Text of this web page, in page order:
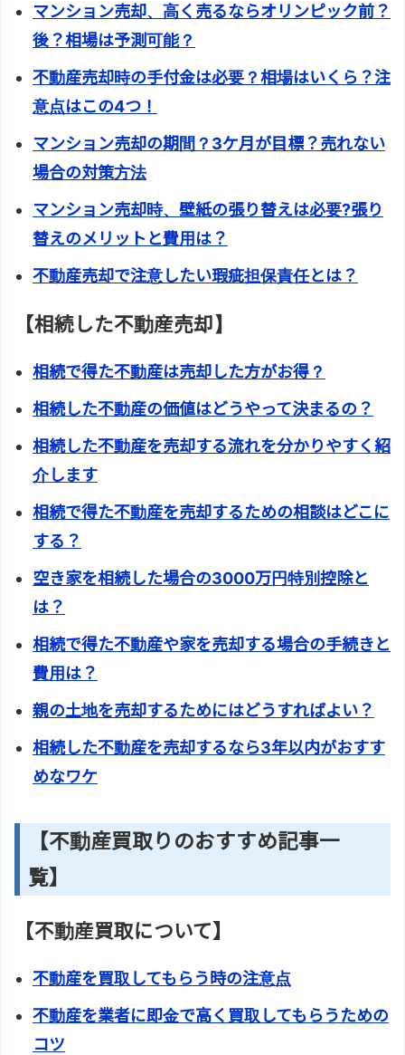
マンション売却、高く売るならオリンピック前？
後？相場は予測可能？
不動産売却時の手付金は必要？相場はいくら？注
意点はこの4つ！
マンション売却の期間？3ケ月が目標？売れない
場合の対策方法
マンション売却時、壁紙の張り替えは必要?張り
替えのメリットと費用は？
不動産売却で注意したい瑕疵担保責任とは？
【相続した不動産売却】
相続で得た不動産は売却した方がお得？
相続した不動産の価値はどうやって決まるの？
相続した不動産を売却する流れを分かりやすく紹
介します
相続で得た不動産を売却するための相談はどこに
する？
空き家を相続した場合の3000万円特別控除と
は？
相続で得た不動産や家を売却する場合の手続きと
費用は？
親の土地を売却するためにはどうすればよい？
相続した不動産を売却するなら3年以内がおすす
めなワケ
【不動産買取りのおすすめ記事一
覧】
【不動産買取について】
不動産を買取してもらう時の注意点
不動産を業者に即金で高く買取してもらうための
コツ